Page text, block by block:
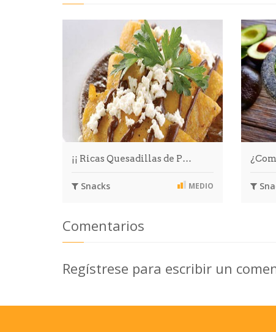
¡¡ Ricas Quesadillas de P…
Snacks MEDIO
Comentarios
Regístrese para escribir un